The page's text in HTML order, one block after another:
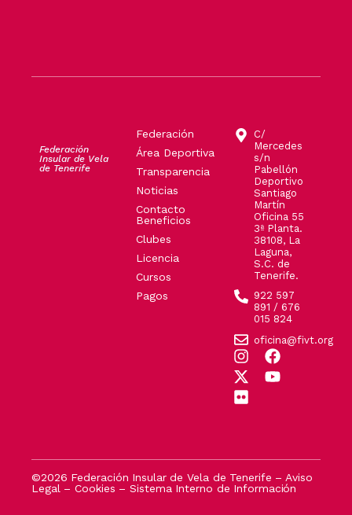
Federación
Insular de Vela
de Tenerife
Federación
Área Deportiva
Transparencia
Noticias
Contacto
Beneficios
Clubes
Licencia
Cursos
Pagos
C/
Mercedes
s/n
Pabellón
Deportivo
Santiago
Martín
Oficina 55
3ª Planta.
38108, La
Laguna,
S.C. de
Tenerife.
922 597
891 / 676
015 824
oficina@fivt.org
©2026 Federación Insular de Vela de Tenerife –Aviso
Legal–Cookies –Sistema Interno de Información